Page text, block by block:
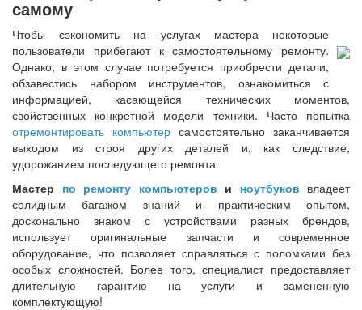
самому
Чтобы сэкономить на услугах мастера некоторые
пользователи прибегают к самостоятельному ремонту.
Однако, в этом случае потребуется приобрести детали,
обзавестись набором инструментов, ознакомиться с
информацией, касающейся технических моментов,
свойственных конкретной модели техники. Часто попытка
отремонтировать компьютер самостоятельно заканчивается
выходом из строя других деталей и, как следствие,
удорожанием последующего ремонта.
Мастер по ремонту компьютеров и ноутбуков владеет
солидным багажом знаний и практическим опытом,
досконально знаком с устройствами разных брендов,
использует оригинальные запчасти и современное
оборудование, что позволяет справляться с поломками без
особых сложностей. Более того, специалист предоставляет
длительную гарантию на услуги и замененную
комплектующую!